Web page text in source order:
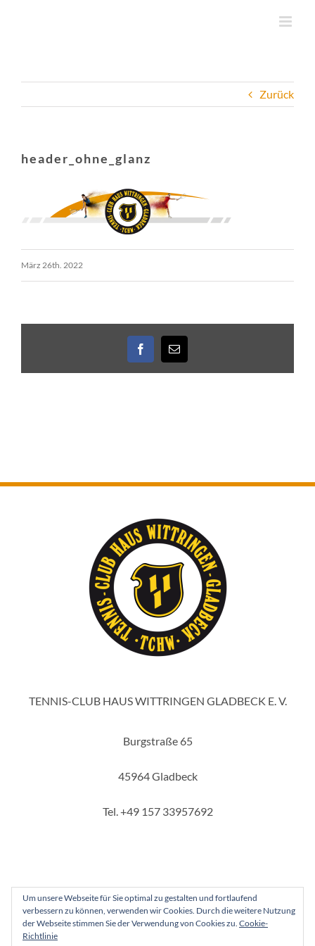
Zurück
header_ohne_glanz
März 26th. 2022
Facebook
E-
Mail
TENNIS-CLUB HAUS WITTRINGEN GLADBECK E. V.
Burgstraße 65
45964 Gladbeck
Tel. +49 157 33957692
Copyright 2025 - Tennis-Club Haus Wittringen Gladbeck e. V.
Um unsere Webseite für Sie optimal zu gestalten und fortlaufend
verbessern zu können, verwenden wir Cookies. Durch die weitere Nutzung
der Webseite stimmen Sie der Verwendung von Cookies zu. Cookie-
Richtlinie